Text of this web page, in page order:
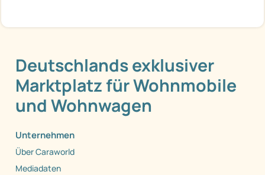
Deutschlands exklusiver
Marktplatz für Wohnmobile
und Wohnwagen
Unternehmen
Über Caraworld
Mediadaten